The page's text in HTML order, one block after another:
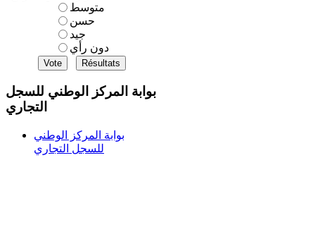
متوسط
حسن
جيد
دون رأي
بوابة المركز الوطني للسجل
التجاري
بوابة المركز الوطني
للسجل التجاري